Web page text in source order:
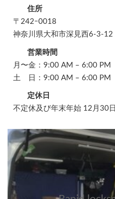
住所
〒242ｰ0018
神奈川県大和市深見西6-3-12
営業時間
月〜金：9:00 AM – 6:00 PM
土 日：9:00 AM – 6:00 PM
定休日
不定休及び年末年始 12月30